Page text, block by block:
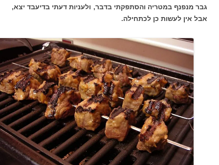
גבר מנפנף במטריה והסתפקתי בדבר, ולעניות דעתי בדיעבד יצא,
אבל אין לעשות כן לכתחילה.